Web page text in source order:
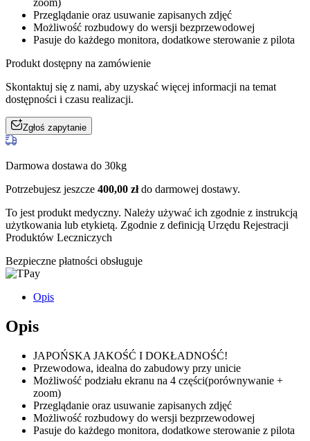
zoom)
Przeglądanie oraz usuwanie zapisanych zdjęć
Możliwość rozbudowy do wersji bezprzewodowej
Pasuje do każdego monitora, dodatkowe sterowanie z pilota
Produkt dostępny na zamówienie
Skontaktuj się z nami, aby uzyskać więcej informacji na temat
dostępności i czasu realizacji.
Zgłoś zapytanie
Darmowa dostawa do 30kg
Potrzebujesz jeszcze 400,00 złdo darmowej dostawy.
To jest produkt medyczny. Należy używać ich zgodnie z instrukcją
użytkowania lub etykietą. Zgodnie z definicją Urzędu Rejestracji
Produktów Leczniczych
Bezpieczne płatności obsługuje
Opis
Opis
JAPOŃSKA JAKOŚĆ I DOKŁADNOŚĆ!
Przewodowa, idealna do zabudowy przy unicie
Możliwość podziału ekranu na 4 części(porównywanie +
zoom)
Przeglądanie oraz usuwanie zapisanych zdjęć
Możliwość rozbudowy do wersji bezprzewodowej
Pasuje do każdego monitora, dodatkowe sterowanie z pilota